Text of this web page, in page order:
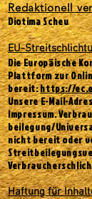
Redaktionell
Diotima Scheu
EU-
Die Europäische
Plattform zur
bereit:https://
Unsere E-Mail-
Impressum.
beilegung/
nicht bereit oder
Haftung für